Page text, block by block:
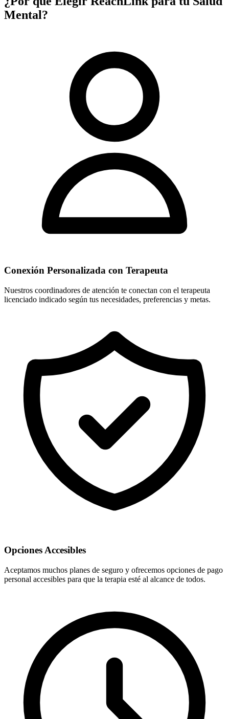
Mental?
Conexión Personalizada con Terapeuta
Nuestros coordinadores de atención te conectan con el terapeuta
licenciado indicado según tus necesidades, preferencias y metas.
Opciones Accesibles
Aceptamos muchos planes de seguro y ofrecemos opciones de pago
personal accesibles para que la terapia esté al alcance de todos.